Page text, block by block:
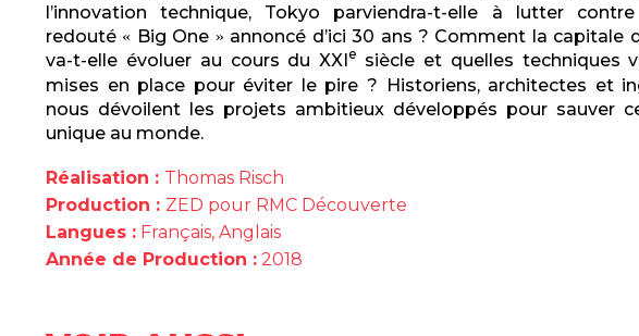
l’innovation technique, Tokyo parviendra-t-elle à lutter
redouté « Big One » annoncé d’ici 30 ans ? Comment la capitale
va-t-elle évoluer au cours du XXIe siècle et quelles techniques
mises en place pour éviter le pire ? Historiens, architectes et
nous dévoilent les projets ambitieux développés pour sauver
unique au monde.
Réalisation : Thomas Risch
Production : ZED pour RMC Découverte
Langues : Français, Anglais
Année de Production : 2018